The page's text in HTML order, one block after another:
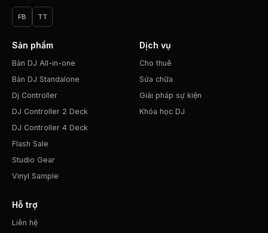
FB TT
Sản phẩm
Bàn DJ All-in-one
Bàn DJ Standalone
Dj Controller
DJ Controller 2 Deck
DJ Controller 4 Deck
Flash Sale
Studio Gear
Vinyl Sample
Dịch vụ
Cho thuê
Sửa chữa
Giải pháp sự kiện
Khóa học DJ
Hỗ trợ
Liên hệ